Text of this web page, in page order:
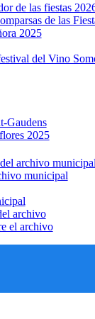
de las fiestas
de las
2025
del Vino
Gaudens
2025
archivo municipal
municipal
archivo
el archivo